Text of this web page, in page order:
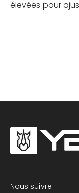
élevées pour
Nous suivre